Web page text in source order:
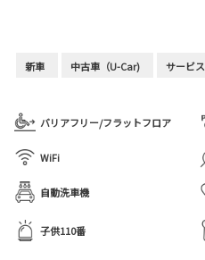
新車 中古車（U-Car) サービス
バリアフリー/フラットフロア
WiFi
自動洗車機
子供110番